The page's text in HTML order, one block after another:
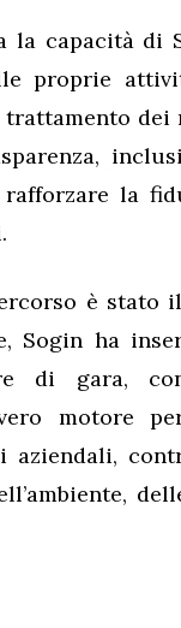
la capacità
proprie
la
è stato
Sogin ha
di gara,
motore
aziendali,